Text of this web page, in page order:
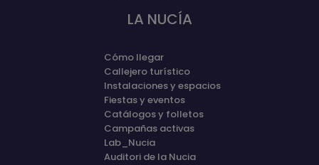
LA NUCÍA
Cómo llegar
Callejero turístico
Instalaciones y espacios
Fiestas y eventos
Catálogos y folletos
Campañas activas
Lab_Nucia
Auditori de la Nucia